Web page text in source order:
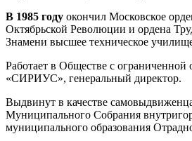
В 1985 году окончил Московское
Октябрьской Революции и ордена
Знамени высшее техническое
Работает в Обществе с
«СИРИУС», генеральный директор.
Выдвинут в качестве
Муниципального Собрания
муниципального образования